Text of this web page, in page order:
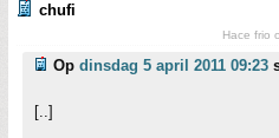
chufi
Hace frio
Op dinsdag 5 april 2011 09:23
[..]